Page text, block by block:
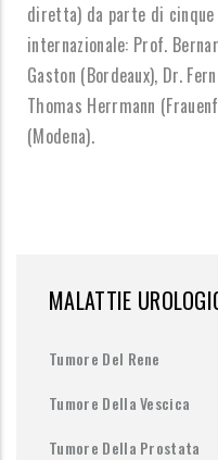
diretta) da parte di
internazionale: Prof.
Gaston (Bordeaux), Dr.
Thomas Herrmann
(Modena).
MALATTIE
Tumore Del Rene
Tumore Della Vescica
Tumore Della Prostata